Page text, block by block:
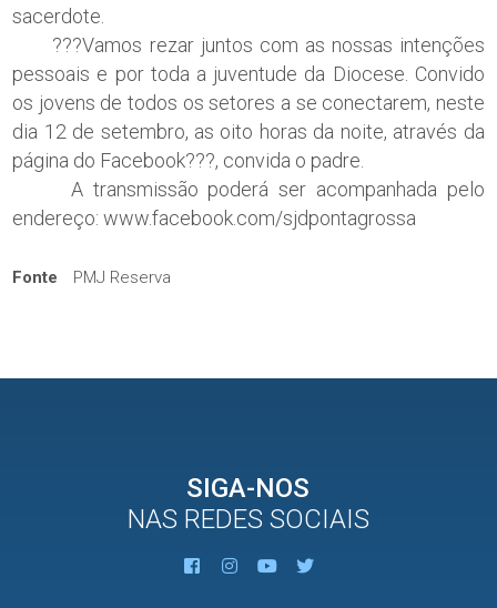
sacerdote.
???Vamos rezar juntos com as nossas intenções
pessoais e por toda a juventude da Diocese. Convido
os jovens de todos os setores a se conectarem, neste
dia 12 de setembro, as oito horas da noite, através da
página do Facebook???, convida o padre.
A transmissão poderá ser acompanhada pelo
endereço: www.facebook.com/sjdpontagrossa
Fonte PMJ Reserva
SIGA-NOS
NAS REDES SOCIAIS